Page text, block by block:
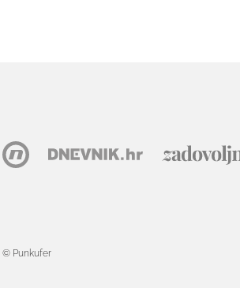
© Punkufer